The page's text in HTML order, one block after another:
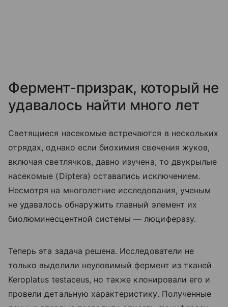
Фермент-призрак, который не
удавалось найти много лет
Светящиеся насекомые встречаются в нескольких
отрядах, однако если биохимия свечения жуков,
включая светлячков, давно изучена, то двукрылые
насекомые (Diptera) оставались исключением.
Несмотря на многолетние исследования, ученым
не удавалось обнаружить главный элемент их
биолюминесцентной системы — люциферазу.
Теперь эта задача решена. Исследователи не
только выделили неуловимый фермент из тканей
Keroplatus testaceus, но также клонировали его и
провели детальную характеристику. Полученные